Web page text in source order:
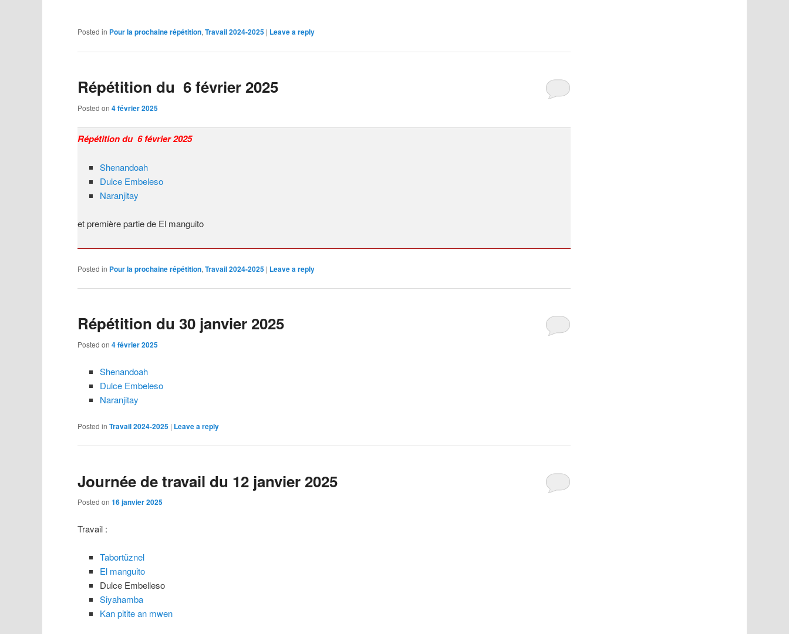
Posted in Pour la prochaine répétition, Travail 2024-2025 | Leave a reply
Répétition du 6 février 2025
Posted on 4 février 2025
Répétition du 6 février 2025
Shenandoah
Dulce Embeleso
Naranjitay
et première partie de El manguito
Posted in Pour la prochaine répétition, Travail 2024-2025 | Leave a reply
Répétition du 30 janvier 2025
Posted on 4 février 2025
Shenandoah
Dulce Embeleso
Naranjitay
Posted in Travail 2024-2025 | Leave a reply
Journée de travail du 12 janvier 2025
Posted on 16 janvier 2025
Travail :
Tabortüznel
El manguito
Dulce Embelleso
Siyahamba
Kan pitite an mwen